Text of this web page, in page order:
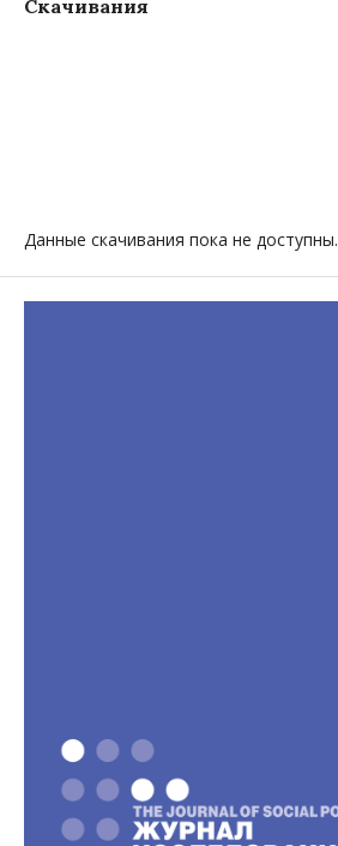
Скачивания
Данные скачивания пока не доступны.